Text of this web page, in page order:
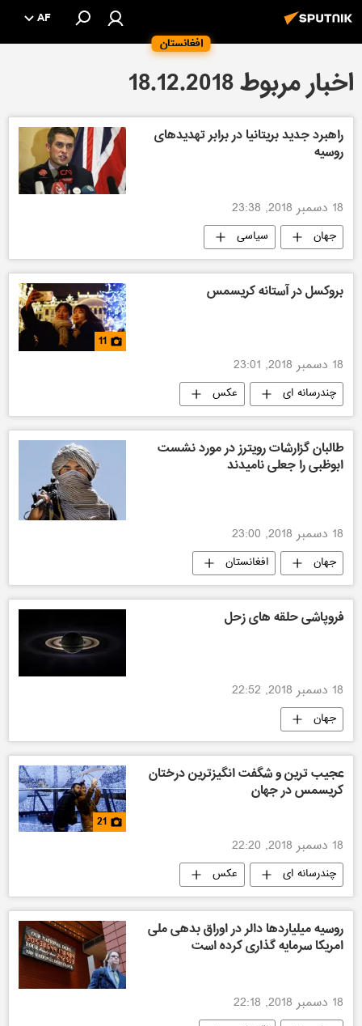
افغانستان
AF
اخبار مربوط 18.12.2018
راهبرد جدید بریتانیا در برابر تهدیدهای
روسیه
18 دسمبر 2018, 23:38
جهان سیاسی
بروکسل در آستانه کریسمس
11
18 دسمبر 2018, 23:01
چندرسانه ای عکس
طالبان گزارشات رویترز در مورد نشست
ابوظبی را جعلی نامیدند
18 دسمبر 2018, 23:00
جهان افغانستان
فروپاشی حلقه های زحل
18 دسمبر 2018, 22:52
جهان
عجیب ترین و شگفت انگیزترین درختان
کریسمس در جهان
21
18 دسمبر 2018, 22:20
چندرسانه ای عکس
روسیه میلیاردها دالر در اوراق بدهی ملی
امریکا سرمایه گذاری کرده است
18 دسمبر 2018, 22:18